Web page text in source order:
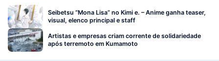
Seibetsu “Mona Lisa” no Kimi e. – Anime ganha teaser,
visual, elenco principal e staff
Artistas e empresas criam corrente de solidariedade
após terremoto em Kumamoto